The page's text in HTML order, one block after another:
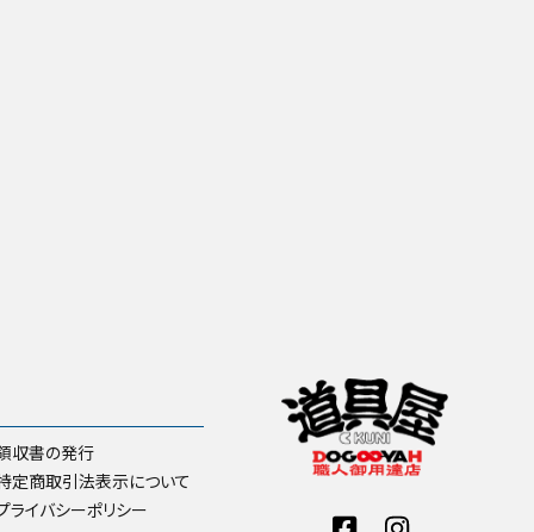
収書の発行
定商取引法表示について
ライバシーポリシー